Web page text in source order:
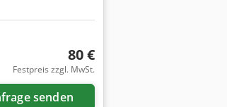
Mehr Bilder anfragen
80 €
Festpreis zzgl. MwSt.
senden